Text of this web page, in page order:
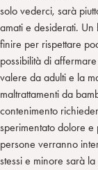
solo vederci, sarà
amati e desiderati. Un
finire per rispettare
possibilità di
valere da adulti e la
maltrattamenti da
contenimento
sperimentato dolore
persone verranno
stessi e minore sarà